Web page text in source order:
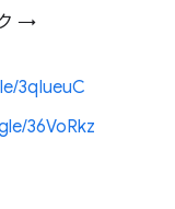
→
3qIueuC
36VoRkz